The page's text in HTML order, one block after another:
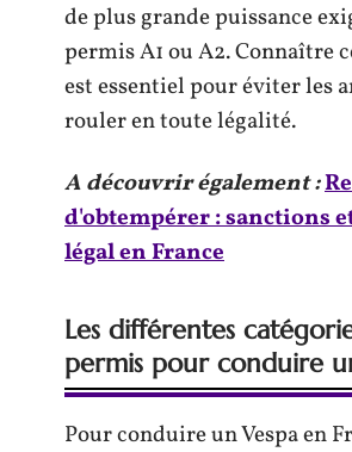
de plus grande puissance
permis A1 ou A2. Connaître
est essentiel pour éviter les
rouler en toute légalité.
A découvrir également :
d'obtempérer : sanctions
légal en France
Les différentes
permis pour conduire
Pour conduire un Vespa en